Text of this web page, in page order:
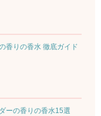
香りの香水 徹底ガイド
ーの香りの香水15選